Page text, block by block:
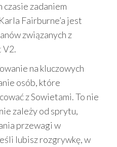
zadaniem
Fairburne’a jest
związanych z
V2.
na kluczowych
osób, które
z Sowietami. To nie
zależy od sprytu,
przewagi w
lubisz rozgrywkę, w